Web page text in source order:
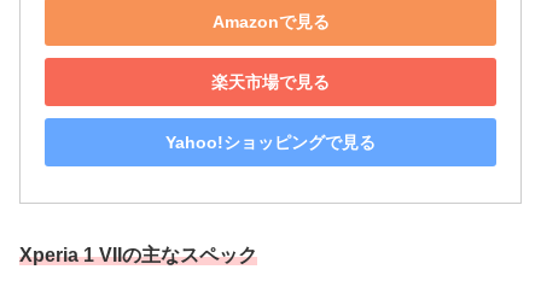
Amazonで見る
楽天市場で見る
Yahoo!ショッピングで見る
Xperia 1 VIIの主なスペック